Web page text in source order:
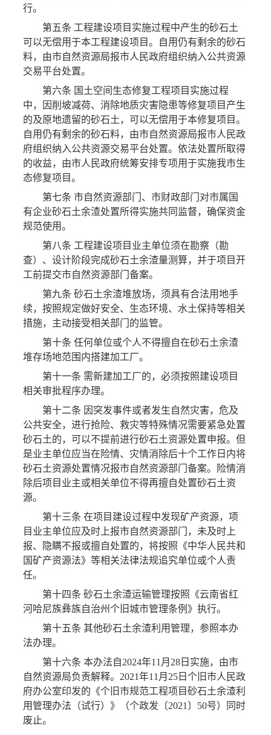
行。
第五条 工程建设项目实施过程中产生的砂石土
可以无偿用于本工程建设项目。自用仍有剩余的砂石
料，由市自然资源局报市人民政府组织纳入公共资源
交易平台处置。
第六条 国土空间生态修复工程项目实施过程
中，因削坡减荷、消除地质灾害隐患等修复项目产生
的及原地遗留的砂石土，可以无偿用于本修复项目。
自用仍有剩余的砂石料，由市自然资源局报市人民政
府组织纳入公共资源交易平台处置。依法处置所取得
的收益，由市人民政府统筹安排专项用于实施我市生
态修复项目。
第七条 市自然资源部门、市财政部门对市属国
有企业砂石土余渣处置所得实施共同监督，确保资金
规范使用。
第八条 工程建设项目业主单位须在勘察（勘
查）、设计阶段完成砂石土余渣量测算，并于项目开
工前提交市自然资源部门备案。
第九条 砂石土余渣堆放场，须具有合法用地手
续，按照规定做好安全、生态环境、水土保持等相关
措施，主动接受相关部门的监管。
第十条 任何单位或个人不得擅自在砂石土余渣
堆存场地范围内搭建加工厂。
第十一条 需新建加工厂的，必须按照建设项目
相关审批程序办理。
第十二条 因突发事件或者发生自然灾害，危及
公共安全，进行抢险、救灾等特殊情况需要紧急处置
砂石土的，可以不提前进行砂石土资源处置申报。但
是业主单位应当在险情、灾情消除后十个工作日内将
砂石土资源处置情况报市自然资源部门备案。险情消
除后项目业主或相关单位不得再擅自处置砂石土资
源。
第十三条 在项目建设过程中发现矿产资源，项
目业主单位应及时上报市自然资源部门，未及时上
报、隐瞒不报或擅自处置的，将按照《中华人民共和
国矿产资源法》等相关法律法规追究单位或个人责
任。
第十四条 砂石土余渣运输管理按照《云南省红
河哈尼族彝族自治州个旧城市管理条例》执行。
第十五条 其他砂石土余渣利用管理，参照本办
法办理。
第十六条 本办法自2024年11月28日实施，由市
自然资源局负责解释。2021年11月25日个旧市人民政
府办公室印发的《个旧市规范工程项目砂石土余渣利
用管理办法（试行）》（个政发〔2021〕50号）同时
废止。